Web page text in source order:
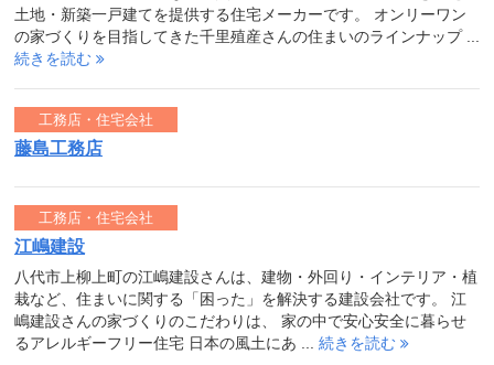
土地・新築一戸建てを提供する住宅メーカーです。 オンリーワン
の家づくりを目指してきた千里殖産さんの住まいのラインナップ ...
続きを読む
藤島工務店
工務店・住宅会社
江嶋建設
八代市上柳上町の江嶋建設さんは、建物・外回り・インテリア・植
栽など、住まいに関する「困った」を解決する建設会社です。 江
嶋建設さんの家づくりのこだわりは、 家の中で安心安全に暮らせ
るアレルギーフリー住宅 日本の風土にあ ... 続きを読む
工務店・住宅会社